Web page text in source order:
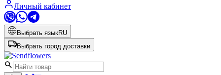
Личный кабинет
Выбрать языкRU
Выбрать город доставки